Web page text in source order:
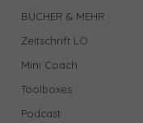
BÜCHER & MEHR
Zeitschrift LO
Mini Coach
Toolboxes
Podcast